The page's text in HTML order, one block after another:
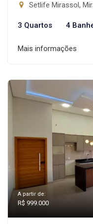
Setlife Mirassol,
3 Quartos 4
Mais informações
A partir de:
R$ 999.000